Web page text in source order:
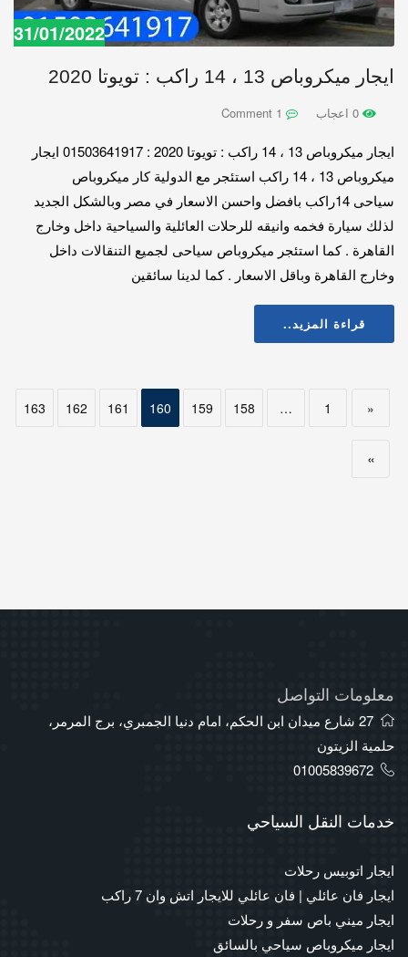
31/01/2022
ايجار ميكروباص 13 ، 14 راكب : تويوتا 2020
ايجار ميكروباص 13 ، 14 راكب : تويوتا 2020 : 01503641917 ايجار
ميكروباص 13 ، 14 راكب استئجر مع الدولية كار ميكروباص
سياحى 14راكب بافضل واحسن الاسعار في مصر وبالشكل الجديد
لذلك سيارة فخمه وانيقه للرحلات العائلية والسياحية داخل وخارج
القاهرة . كما استئجر ميكروباص سياحى لجميع التنقالات داخل
وخارج القاهرة وباقل الاسعار . كما لدينا سائقين
قراءة المزيد..
«
1
…
158
159
160
161
162
163
»
معلومات التواصل
27 شارع ميدان ابن الحكم، امام دنيا الجمبري، برج المرمر،
حلمية الزيتون
01005839672
خدمات النقل السياحي
ايجار اتوبيس رحلات
ايجار فان عائلي | فان عائلي للايجار اتش وان 7 راكب
ايجار ميني باص سفر و رحلات
ايجار ميكروباص سياحي بالسائق